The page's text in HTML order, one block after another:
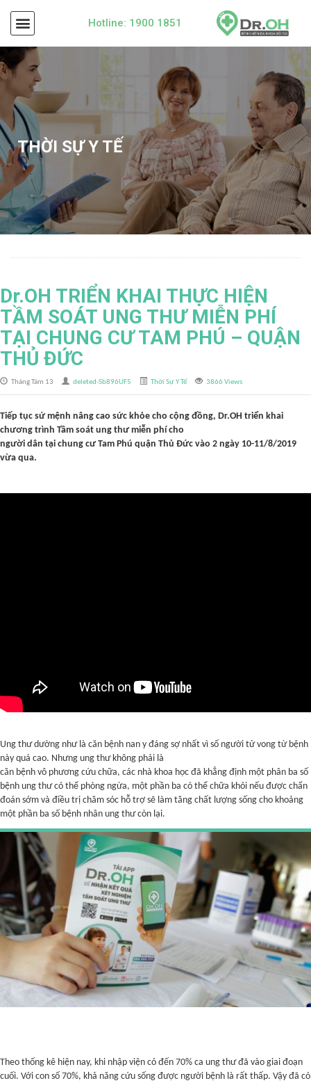
Hotline: 1900 1851
THỜI SỰ Y TẾ
Dr.OH TRIỂN KHAI THỰC HIỆN
TẦM SOÁT UNG THƯ MIỄN PHÍ
TẠI CHUNG CƯ TAM PHÚ – QUẬN
THỦ ĐỨC
Tháng Tám 13 deleted-Sb896UF5 Thời Sự Y Tế 3866 Views
Tiếp tục sứ mệnh nâng cao sức khỏe cho cộng đồng, Dr.OH triển khai
chương trình Tầm soát ung thư miễn phí cho
người dân tại chung cư Tam Phú quận Thủ Đức vào 2 ngày 10-11/8/2019
vừa qua.
Ung thư dường như là căn bệnh nan y đáng sợ nhất vì số người tử vong từ bệnh
này quá cao. Nhưng ung thư không phải là
căn bệnh vô phương cứu chữa, các nhà khoa học đã khẳng định một phân ba số
bệnh ung thư có thể phòng ngừa, một phần ba có thể chữa khỏi nếu được chẩn
đoán sớm và điều trị chăm sóc hỗ trợ sẽ làm tăng chất lượng sống cho khoảng
một phần ba số bệnh nhân ung thư còn lại.
Theo thống kê hiện nay, khi nhập viện có đến 70% ca ung thư đã vào giai đoạn
cuối. Với con số 70%, khả năng cứu sống được người bệnh là rất thấp. Vậy đã có